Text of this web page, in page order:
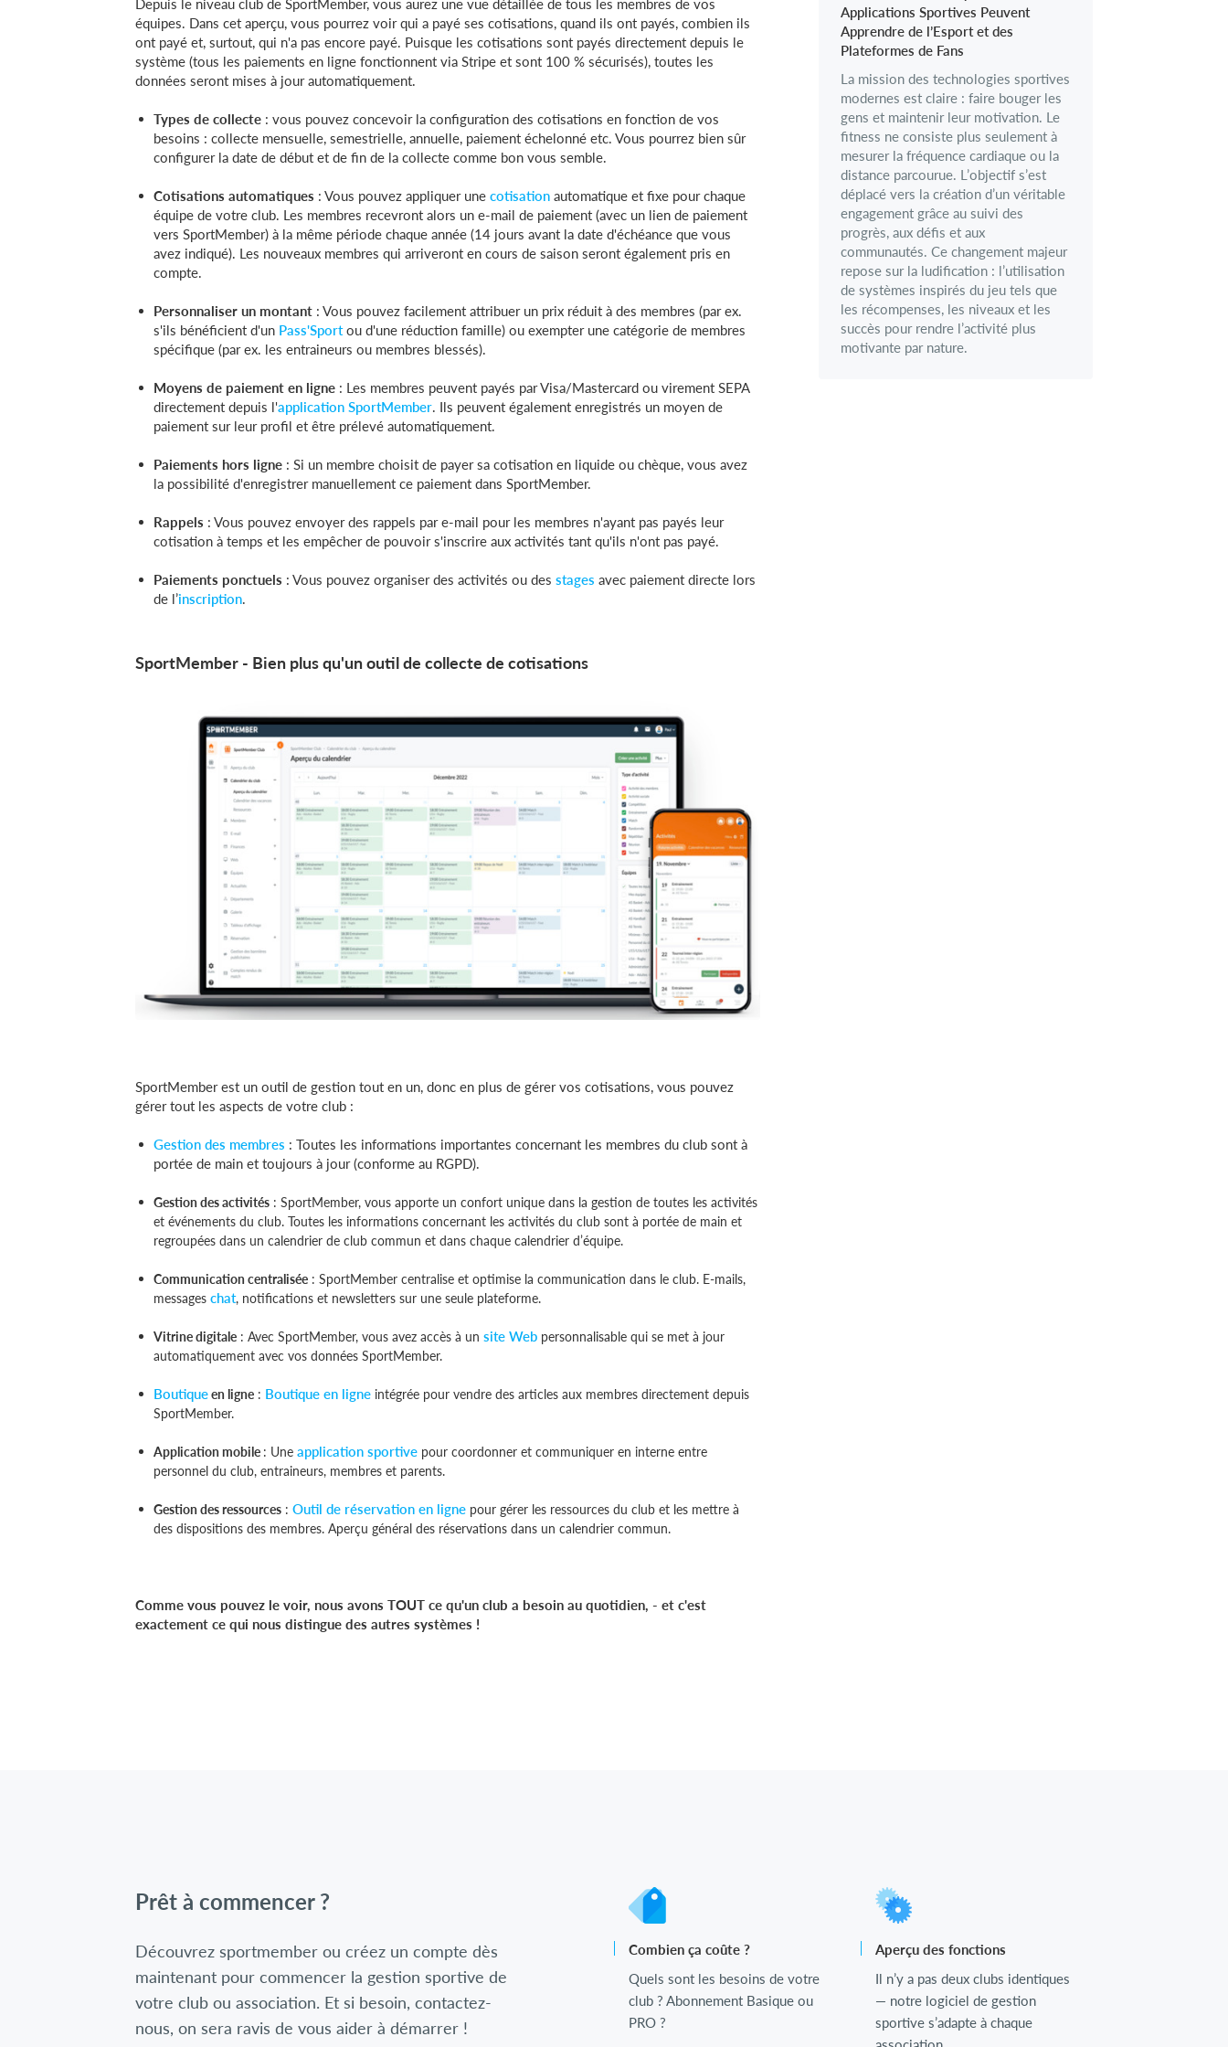
Depuis le niveau club de SportMember, vous aurez une vue détaillée de tous les membres de vos
équipes. Dans cet aperçu, vous pourrez voir qui a payé ses cotisations, quand ils ont payés, combien ils
ont payé et, surtout, qui n'a pas encore payé. Puisque les cotisations sont payés directement depuis le
système (tous les paiements en ligne fonctionnent via Stripe et sont 100 % sécurisés), toutes les
données seront mises à jour automatiquement.
Types de collecte : vous pouvez concevoir la configuration des cotisations en fonction de vos
besoins : collecte mensuelle, semestrielle, annuelle, paiement échelonné etc. Vous pourrez bien sûr
configurer la date de début et de fin de la collecte comme bon vous semble.
Cotisations automatiques : Vous pouvez appliquer une cotisation automatique et fixe pour chaque
équipe de votre club. Les membres recevront alors un e-mail de paiement (avec un lien de paiement
vers SportMember) à la même période chaque année (14 jours avant la date d'échéance que vous
avez indiqué). Les nouveaux membres qui arriveront en cours de saison seront également pris en
compte.
Personnaliser un montant : Vous pouvez facilement attribuer un prix réduit à des membres (par ex.
s'ils bénéficient d'un Pass'Sportou d'une réduction famille) ou exempter une catégorie de membres
spécifique (par ex. les entraineurs ou membres blessés).
Moyens de paiement en ligne : Les membres peuvent payés par Visa/Mastercard ou virement SEPA
directement depuis l'application SportMember. Ils peuvent également enregistrés un moyen de
paiement sur leur profil et être prélevé automatiquement.
Paiements hors ligne : Si un membre choisit de payer sa cotisation en liquide ou chèque, vous avez
la possibilité d'enregistrer manuellement ce paiement dans SportMember.
Rappels : Vous pouvez envoyer des rappels par e-mail pour les membres n'ayant pas payés leur
cotisation à temps et les empêcher de pouvoir s'inscrire aux activités tant qu'ils n'ont pas payé.
Paiements ponctuels : Vous pouvez organiser des activités ou des stages avec paiement directe lors
de l’inscription.
SportMember - Bien plus qu'un outil de collecte de cotisations
SportMember est un outil de gestion tout en un, donc en plus de gérer vos cotisations, vous pouvez
gérer tout les aspects de votre club :
Gestion des membres : Toutes les informations importantes concernant les membres du club sont à
portée de main et toujours à jour (conforme au RGPD).
Gestion des activités : SportMember, vous apporte un confort unique dans la gestion de toutes les activités
et événements du club. Toutes les informations concernant les activités du club sont à portée de main et
regroupées dans un calendrier de club commun et dans chaque calendrier d’équipe.
Communication centralisée : SportMember centralise et optimise la communication dans le club. E-mails,
messages chat, notifications et newsletters sur une seule plateforme.
Vitrine digitale : Avec SportMember, vous avez accès à un site Web personnalisable qui se met à jour
automatiquement avec vos données SportMember.
Boutiqueen ligne : Boutique en ligne intégrée pour vendre des articles aux membres directement depuis
SportMember.
Application mobile : Une application sportive pour coordonner et communiquer en interne entre
personnel du club, entraineurs, membres et parents.
Gestion des ressources : Outil de réservation en ligne pour gérer les ressources du club et les mettre à
des dispositions des membres. Aperçu général des réservations dans un calendrier commun.
Comme vous pouvez le voir, nous avons TOUT ce qu'un club a besoin au quotidien, - et c'est
exactement ce qui nous distingue des autres systèmes !
Applications Sportives Peuvent
Apprendre de l’Esport et des
Plateformes de Fans
La mission des technologies sportives
modernes est claire : faire bouger les
gens et maintenir leur motivation. Le
fitness ne consiste plus seulement à
mesurer la fréquence cardiaque ou la
distance parcourue. L’objectif s’est
déplacé vers la création d’un véritable
engagement grâce au suivi des
progrès, aux défis et aux
communautés. Ce changement majeur
repose sur la ludification : l’utilisation
de systèmes inspirés du jeu tels que
les récompenses, les niveaux et les
succès pour rendre l’activité plus
motivante par nature.
Prêt à commencer ?
Découvrez sportmember ou créez un compte dès
maintenant pour commencer la gestion sportive de
votre club ou association. Et si besoin, contactez-
nous, on sera ravis de vous aider à démarrer !
Combien ça coûte ?
Quels sont les besoins de votre
club ? Abonnement Basique ou
PRO ?
Aperçu des fonctions
Il n’y a pas deux clubs identiques
— notre logiciel de gestion
sportive s’adapte à chaque